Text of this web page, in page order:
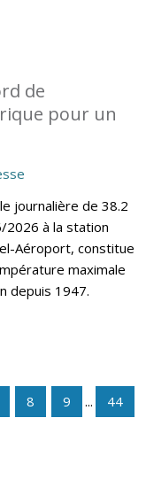
de
pour un
journalière de 38.2
2026 à la station
Aéroport, constitue
maximale
depuis 1947.
8 9 ... 44